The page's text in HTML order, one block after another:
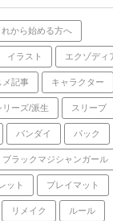
れから始める方へ
イラスト エクゾディ
メ記事 キャラクター
リーズ/派生 スリーブ
バンダイ パック
ブラックマジシャンガール
ット プレイマット
リメイク ルール